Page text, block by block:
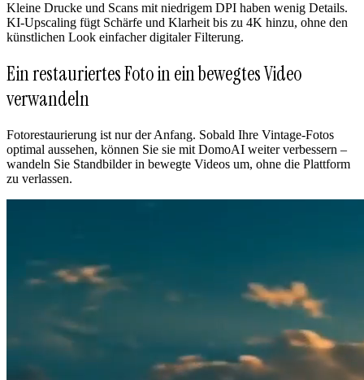
Kleine Drucke und Scans mit niedrigem DPI haben wenig Details.
KI-Upscaling fügt Schärfe und Klarheit bis zu 4K hinzu, ohne den
künstlichen Look einfacher digitaler Filterung.
Ein restauriertes Foto in ein bewegtes Video
verwandeln
Fotorestaurierung ist nur der Anfang. Sobald Ihre Vintage-Fotos
optimal aussehen, können Sie sie mit DomoAI weiter verbessern –
wandeln Sie Standbilder in bewegte Videos um, ohne die Plattform
zu verlassen.